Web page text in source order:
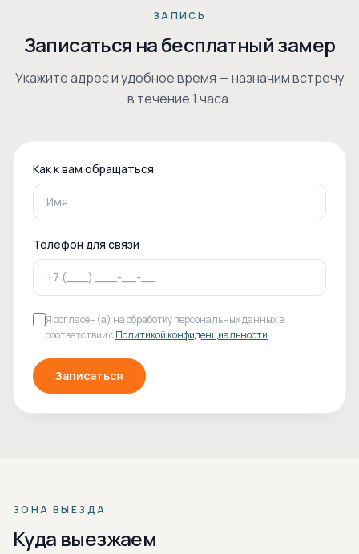
ЗАПИСЬ
Записаться на бесплатный замер
Укажите адрес и удобное время — назначим встречу
в течение 1 часа.
Как к вам обращаться
Телефон для связи
Я согласен(а) на обработку персональных данных в
соответствии сПолитикой конфиденциальности
Записаться
ЗОНА ВЫЕЗДА
Куда выезжаем